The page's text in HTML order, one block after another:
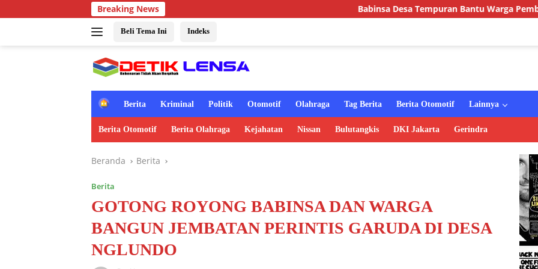
ke
Breaking News Babinsa Desa Tempuran Bantu Warga Pembuatan Sumur
Beli Tema Ini Indeks
H
m
e
Berita Kriminal Politik Otomotif Olahraga Tag Berita Berita Otomotif Lainnya
Berita Otomotif Berita Olahraga Kejahatan Nissan Bulutangkis DKI Jakarta Gerindra
Beranda Berita
Berita
GOTONG ROYONG BABINSA DAN WARGA
BANGUN JEMBATAN PERINTIS GARUDA DI DESA
NGLUNDO